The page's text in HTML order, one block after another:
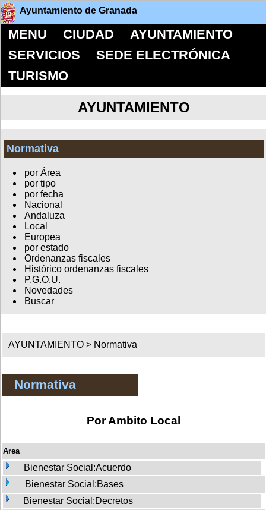
Ayuntamiento de Granada
MENU CIUDAD
AYUNTAMIENTO
SERVICIOS
SEDE ELECTRÓNICA
TURISMO
AYUNTAMIENTO
Normativa
por Área
por tipo
por fecha
Nacional
Andaluza
Local
Europea
por estado
Ordenanzas fiscales
Histórico ordenanzas fiscales
P.G.O.U.
Novedades
Buscar
AYUNTAMIENTO > Normativa
Normativa
Por Ambito Local
Area
Bienestar Social:Acuerdo
Bienestar Social:Bases
Bienestar Social:Decretos